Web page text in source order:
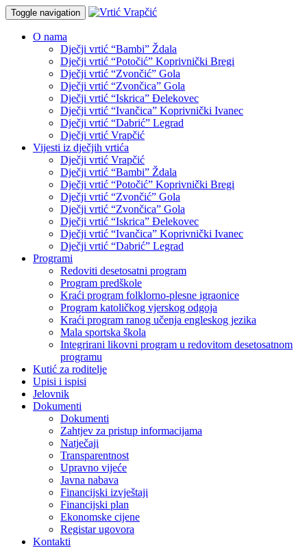
Toggle navigation
O nama
Dječji vrtić “Bambi” Ždala
Dječji vrtić “Potočić” Koprivnički Bregi
Dječji vrtić “Zvončić” Gola
Dječji vrtić “Zvončica” Gola
Dječji vrtić “Iskrica” Đelekovec
Dječji vrtić “Ivančica” Koprivnički Ivanec
Dječji vrtić “Dabrić” Legrad
Dječji vrtić Vrapčić
Vijesti iz dječjih vrtića
Dječji vrtić Vrapčić
Dječji vrtić “Bambi” Ždala
Dječji vrtić “Potočić” Koprivnički Bregi
Dječji vrtić “Zvončić” Gola
Dječji vrtić “Zvončica” Gola
Dječji vrtić “Iskrica” Đelekovec
Dječji vrtić “Ivančica” Koprivnički Ivanec
Dječji vrtić “Dabrić” Legrad
Programi
Redoviti desetosatni program
Program predškole
Kraći program folklorno-plesne igraonice
Program katoličkog vjerskog odgoja
Kraći program ranog učenja engleskog jezika
Mala sportska škola
Integrirani likovni program u redovitom desetosatnom
programu
Kutić za roditelje
Upisi i ispisi
Jelovnik
Dokumenti
Dokumenti
Zahtjev za pristup informacijama
Natječaji
Transparentnost
Upravno vijeće
Javna nabava
Financijski izvještaji
Financijski plan
Ekonomske cijene
Registar ugovora
Kontakti